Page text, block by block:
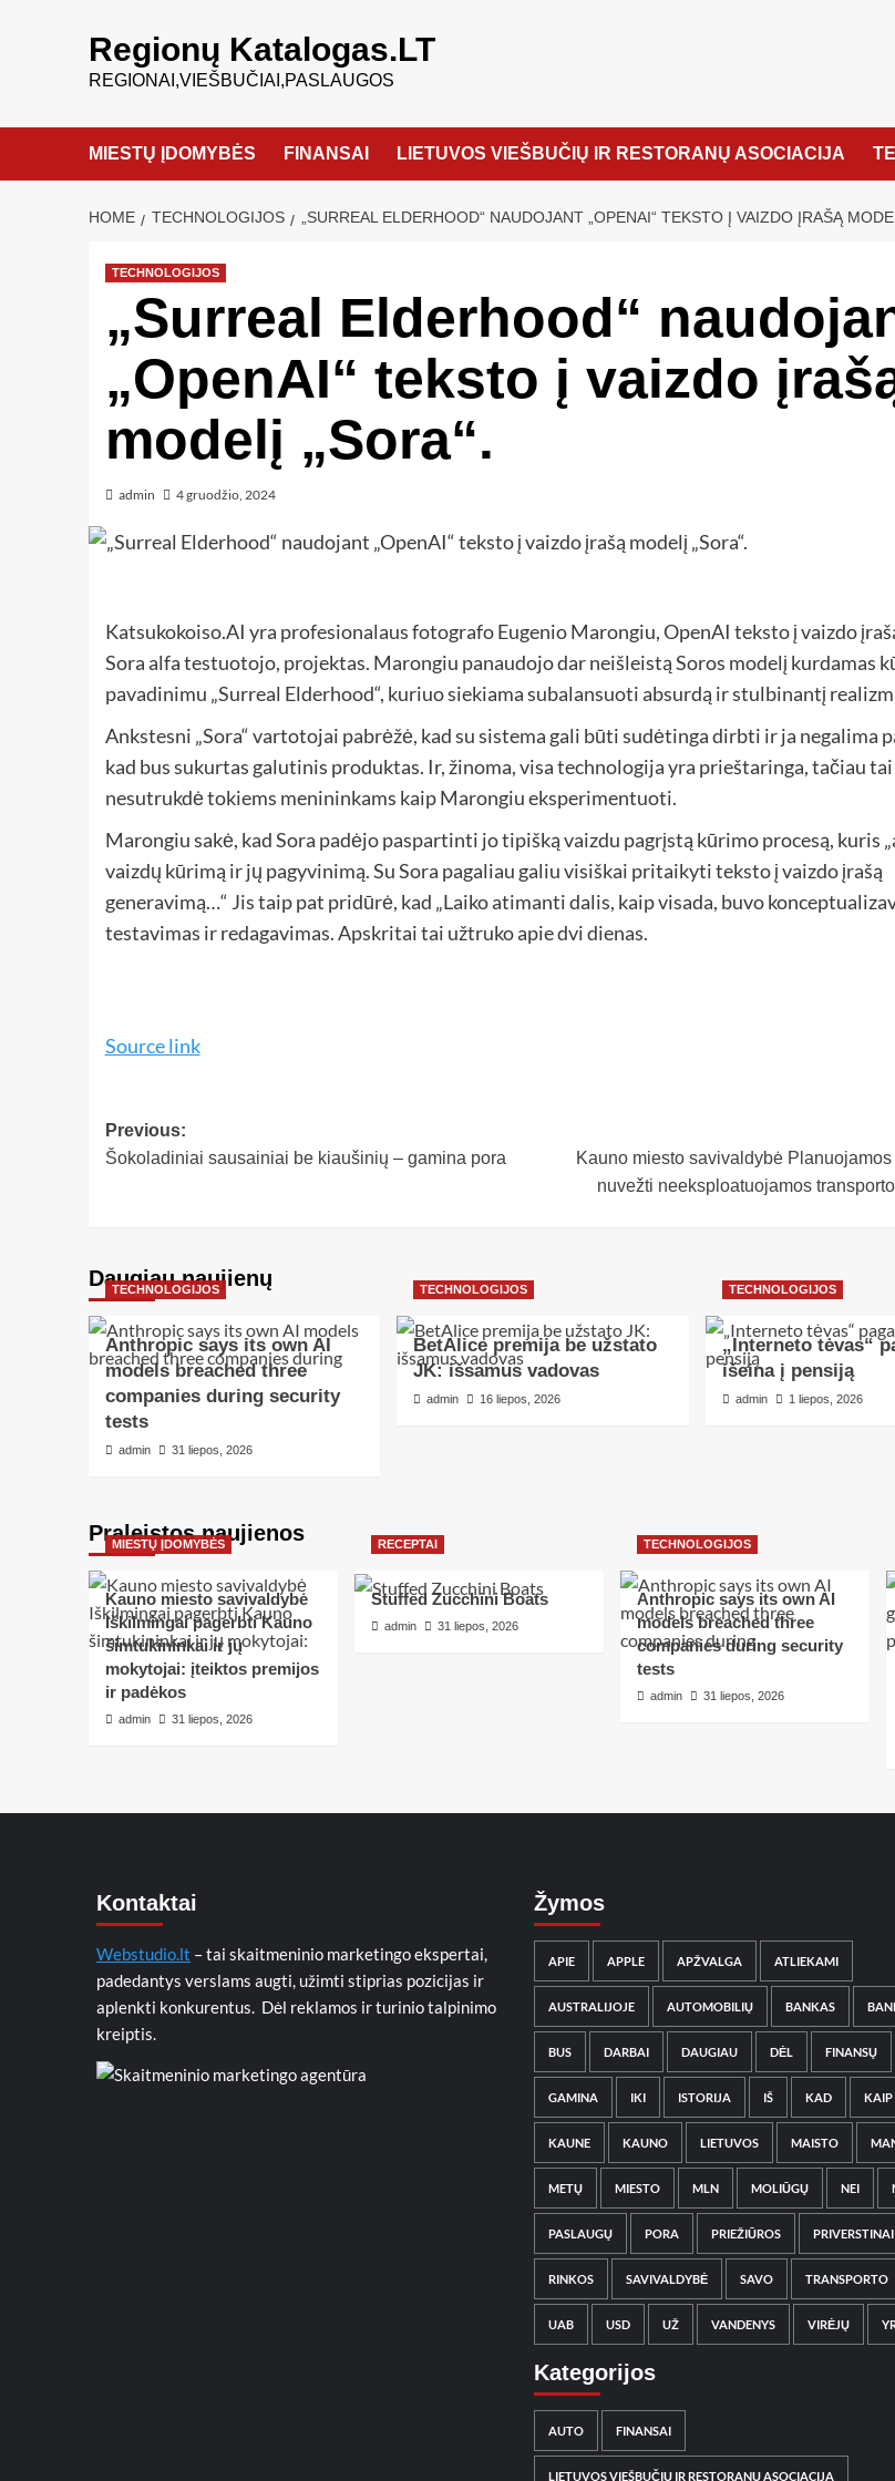
Regionų Katalogas.LT
REGIONAI,VIEŠBUČIAI,PASLAUGOS
MIESTŲ ĮDOMYBĖS FINANSAI LIETUVOS VIEŠBUČIŲ IR RESTORANŲ ASOCIACIJA
HOME TECHNOLOGIJOS „SURREAL ELDERHOOD“ NAUDOJANT „OPENAI“ TEKSTO Į VAIZDO ĮRAŠĄ
TECHNOLOGIJOS
„Surreal Elderhood“
„OpenAI“ teksto į vaizdo
modelį „Sora“.
admin 4 gruodžio, 2024
Katsukokoiso.AI yra profesionalaus fotografo Eugenio Marongiu, OpenAI teksto į vaizdo
Sora alfa testuotojo, projektas. Marongiu panaudojo dar neišleistą Soros modelį kurdamas
pavadinimu „Surreal Elderhood“, kuriuo siekiama subalansuoti absurdą ir stulbinantį
Ankstesni „Sora“ vartotojai pabrėžė, kad su sistema gali būti sudėtinga dirbti ir ja negalima
kad bus sukurtas galutinis produktas. Ir, žinoma, visa technologija yra prieštaringa, tačiau tai
nesutrukdė tokiems menininkams kaip Marongiu eksperimentuoti.
Marongiu sakė, kad Sora padėjo paspartinti jo tipišką vaizdu pagrįstą kūrimo procesą, kuris
vaizdų kūrimą ir jų pagyvinimą. Su Sora pagaliau galiu visiškai pritaikyti teksto į vaizdo įrašą
generavimą…“ Jis taip pat pridūrė, kad „Laiko atimanti dalis, kaip visada, buvo
testavimas ir redagavimas. Apskritai tai užtruko apie dvi dienas.
Source link
Previous:
Šokoladiniai sausainiai be kiaušinių – gamina pora
Kauno miesto savivaldybė
nuvežti neeksploatuojamos
Daugiau naujienų
TECHNOLOGIJOS
Anthropic says its own AI
models breached three
companies during security
tests
admin 31 liepos, 2026
TECHNOLOGIJOS
BetAlice premija be užstato
JK: išsamus vadovas
admin 16 liepos, 2026
TECHNOLOGIJOS
„Interneto tėvas“
išeina į pensiją
admin 1 liepos, 2026
Praleistos naujienos
MIESTŲ ĮDOMYBĖS
Kauno miesto savivaldybė
Iškilmingai pagerbti Kauno
šimtukininkai ir jų
mokytojai: įteiktos premijos
ir padėkos
admin 31 liepos, 2026
RECEPTAI
Stuffed Zucchini Boats
admin 31 liepos, 2026
TECHNOLOGIJOS
Anthropic says its own AI
models breached three
companies during security
tests
admin 31 liepos, 2026
Kontaktai
Webstudio.lt – tai skaitmeninio marketingo ekspertai,
padedantys verslams augti, užimti stiprias pozicijas ir
aplenkti konkurentus. Dėl reklamos ir turinio talpinimo
kreiptis.
Žymos
APIE APPLE APŽVALGA ATLIEKAMI
AUSTRALIJOJE AUTOMOBILIŲ BANKAS
BUS DARBAI DAUGIAU DĖL FINANSŲ
GAMINA IKI ISTORIJA IŠ KAD KAIP
KAUNE KAUNO LIETUVOS MAISTO
METŲ MIESTO MLN MOLIŪGŲ NEI
PASLAUGŲ PORA PRIEŽIŪROS PRIVERSTINAI
RINKOS SAVIVALDYBĖ SAVO TRANSPORTO
UAB USD UŽ VANDENYS VIRĖJŲ
Kategorijos
AUTO FINANSAI
LIETUVOS VIEŠBUČIŲ IR RESTORANŲ ASOCIACIJA